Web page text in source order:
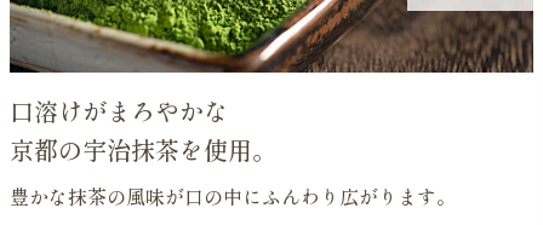
口溶けがまろやかな
京都の宇治抹茶を使用。
豊かな抹茶の風味が口の中にふんわり広がります。